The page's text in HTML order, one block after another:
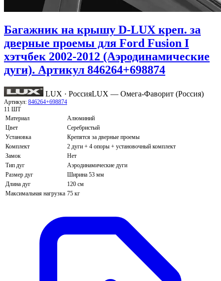
Багажник на крышу D-LUX креп. за
дверные проемы для Ford Fusion I
хэтчбек 2002-2012 (Аэродинамические
дуги). Артикул 846264+698874
LUX · РоссияLUX — Омега-Фаворит (Россия)
Артикул: 846264+698874
11 ШТ
Материал
Алюминий
Цвет
Серебристый
Установка
Крепятся за дверные проемы
Комплект
2 дуги + 4 опоры + установочный комплект
Замок
Нет
Тип дуг
Аэродинамические дуги
Размер дуг
Ширина 53 мм
Длина дуг
120 см
Максимальная нагрузка 75 кг